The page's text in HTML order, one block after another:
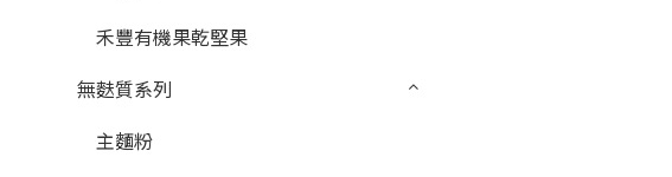
禾豐有機果乾堅果
無麩質系列
主麵粉